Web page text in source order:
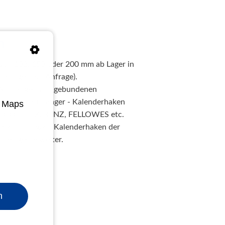
102, 150 oder 200 mm ab Lager in
auf Anfrage).
von gebundenen
- Kalenderhaken
LEITZ, RENZ, FELLOWES etc.
- Kalenderhaken der
gerne weiter.